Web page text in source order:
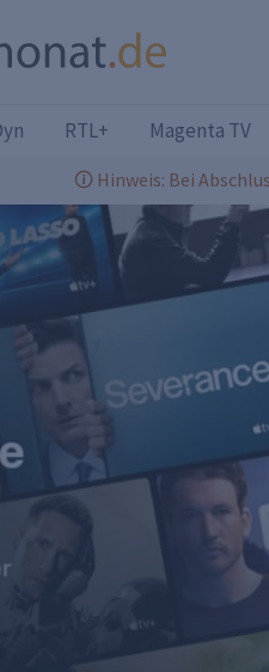
RTL+ Magenta TV
🛈 Hinweis: Bei